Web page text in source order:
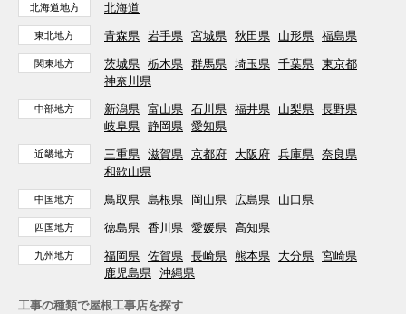
北海道地方 北海道
東北地方 青森県 岩手県 宮城県 秋田県 山形県 福島県
関東地方 茨城県 栃木県 群馬県 埼玉県 千葉県 東京都
神奈川県
中部地方 新潟県 富山県 石川県 福井県 山梨県 長野県
岐阜県 静岡県 愛知県
近畿地方 三重県 滋賀県 京都府 大阪府 兵庫県 奈良県
和歌山県
中国地方 鳥取県 島根県 岡山県 広島県 山口県
四国地方 徳島県 香川県 愛媛県 高知県
九州地方 福岡県 佐賀県 長崎県 熊本県 大分県 宮崎県
鹿児島県 沖縄県
工事の種類で屋根工事店を探す